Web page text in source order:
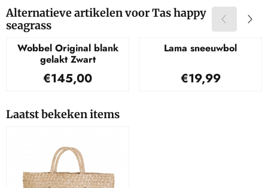
Alternatieve artikelen voorTas happy
seagrass
Wobbel Original blank
gelakt Zwart
Prijs: 145,00
€145,00
Lama sneeuwbol
Prijs: 19,99
€19,99
Laatst bekeken items